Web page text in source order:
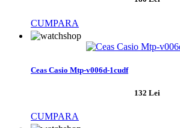
CUMPARA
Ceas Casio Mtp-v006d-1cudf
132 Lei
CUMPARA